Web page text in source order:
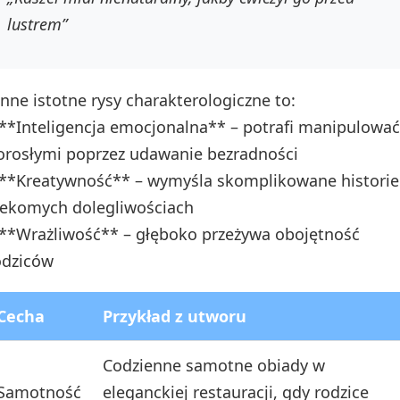
lustrem”
istotne rysy charakterologiczne to:
emocjonalna** – potrafi manipulować
poprzez udawanie bezradności
– wymyśla skomplikowane
dolegliwościach
– głęboko przeżywa obojętność
Przykład z utworu
Codzienne samotne obiady w
eleganckiej restauracji, gdy rodzice